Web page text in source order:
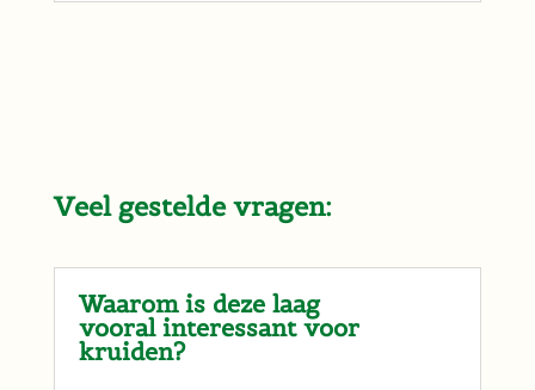
Veel gestelde vragen:
Waarom is deze laag
vooral interessant voor
kruiden?